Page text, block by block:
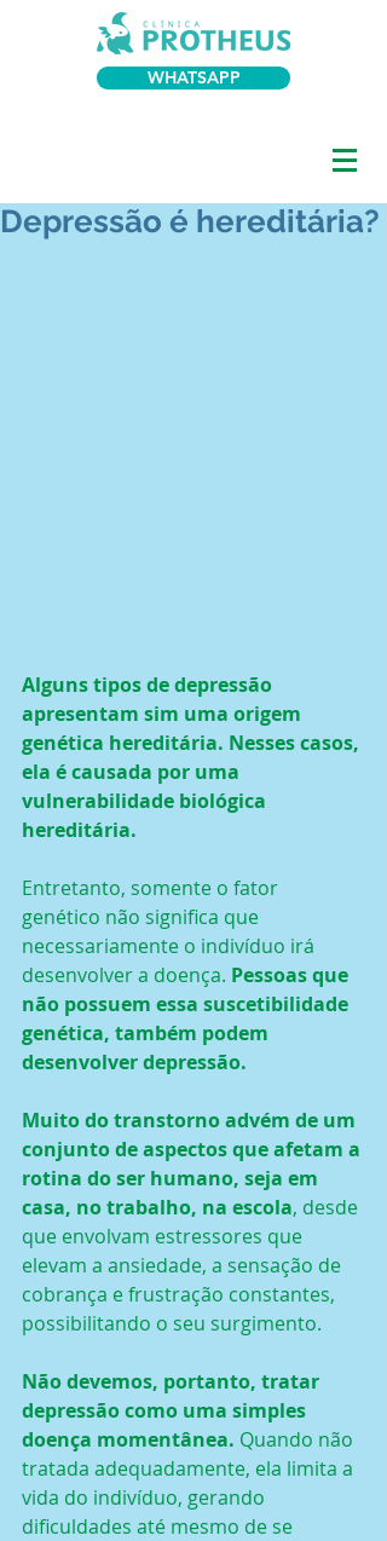
WHATSAPP
Depressão é hereditária?
Alguns tipos de depressão
apresentam sim uma origem
genética hereditária. Nesses casos,
ela é causada por uma
vulnerabilidade biológica
hereditária.
Entretanto, somente o fator
genético não significa que
necessariamente o indivíduo irá
desenvolver a doença. Pessoas que
não possuem essa suscetibilidade
genética, também podem
desenvolver depressão.
Muito do transtorno advém de um
conjunto de aspectos que afetam a
rotina do ser humano, seja em
casa, no trabalho, na escola, desde
que envolvam estressores que
elevam a ansiedade, a sensação de
cobrança e frustração constantes,
possibilitando o seu surgimento.
Não devemos, portanto, tratar
depressão como uma simples
doença momentânea. Quando não
tratada adequadamente, ela limita a
vida do indivíduo, gerando
dificuldades até mesmo de se